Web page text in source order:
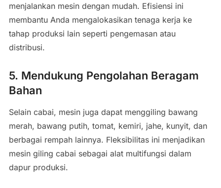
menjalankan mesin dengan mudah. Efisiensi ini
membantu Anda mengalokasikan tenaga kerja ke
tahap produksi lain seperti pengemasan atau
distribusi.
5. Mendukung Pengolahan Beragam
Bahan
Selain cabai, mesin juga dapat menggiling bawang
merah, bawang putih, tomat, kemiri, jahe, kunyit, dan
berbagai rempah lainnya. Fleksibilitas ini menjadikan
mesin giling cabai sebagai alat multifungsi dalam
dapur produksi.